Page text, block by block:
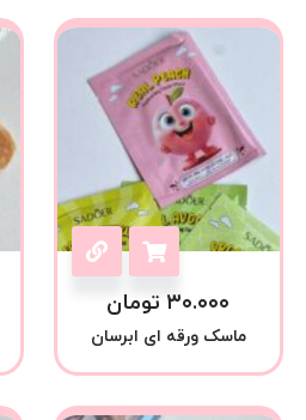
۳۰.۰۰۰ تومان
ماسک ورقه ای ابرسان